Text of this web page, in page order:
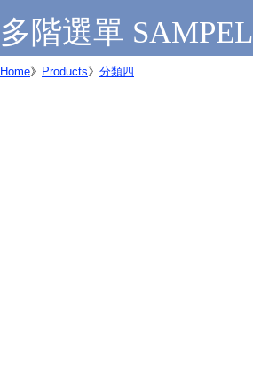
多階選單 SAMPEL
Home》 Products》 分類四